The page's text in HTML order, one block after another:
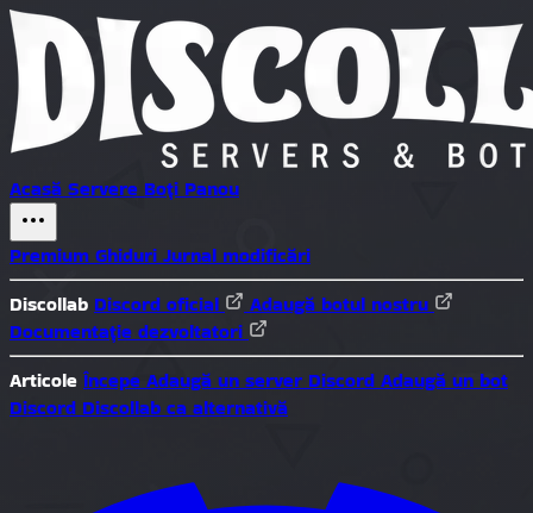
Acasă Servere Boți Panou
Premium Ghiduri Jurnal modificări
Discollab Discord oficial
Adaugă botul nostru
Documentație dezvoltatori
Articole Începe Adaugă un server Discord Adaugă un bot
Discord Discollab ca alternativă